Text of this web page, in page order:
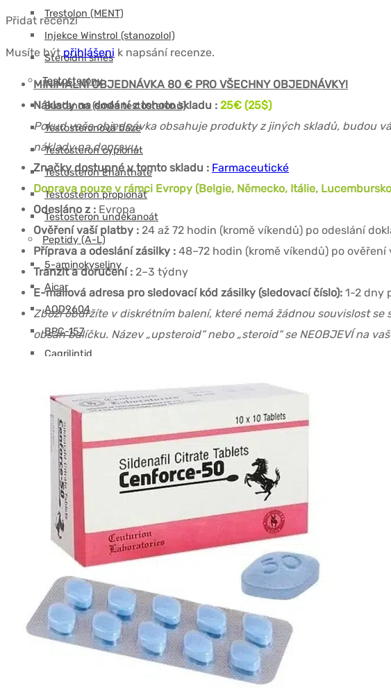
Trestolon (MENT)
Injekce Winstrol (stanozolol)
Steroidní směs
Testosterony
Sustanon (směs testosteronů)
Testosteronová báze
Testosteron cypionát
Testosteron Enanthate
Testosteron propionát
Testosteron undekanoát
Peptidy (A-L)
5-aminokyseliny
Aicar
AOD9604
BPC-157
Cagrilintid
DSIP
Epithalon
Follistatin
GHK-CU
GHRP-2
GHRP-6
Glutathion
Hexarelin
HGH-fragment
IGF
Ipamorelin
Levokarnitin (L-karnitin)
Přidat recenzi
Musíte být přihlášeni k napsání recenze.
MINIMÁLNÍ OBJEDNÁVKA 80 € PRO VŠECHNY OBJEDNÁVKY!
Náklady na dodání z tohoto skladu : 25€ (25$)
Pokud vaše objednávka obsahuje produkty z jiných skladů, budou
náklady na dopravu.
Značky dostupné v tomto skladu : Farmaceutické
Doprava pouze v rámci Evropy (Belgie, Německo, Itálie,
Odesláno z : Evropa
Ověření vaší platby : 24 až 72 hodin (kromě víkendů) po odeslání
Příprava a odeslání zásilky : 48–72 hodin (kromě víkendů) po ověření
Tranzit a doručení : 2–3 týdny
E-mailová adresa pro sledovací kód zásilky (sledovací číslo): 1-2 dny
Zboží obdržíte v diskrétním balení, které nemá žádnou souvislost
obsah balíčku. Název „upsteroid“ nebo „steroid“ se NEOBJEVÍ na